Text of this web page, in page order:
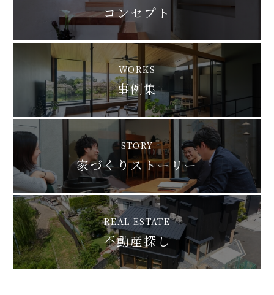
コンセプト
WORKS
事例集
STORY
家づくりストーリー
REAL ESTATE
不動産探し